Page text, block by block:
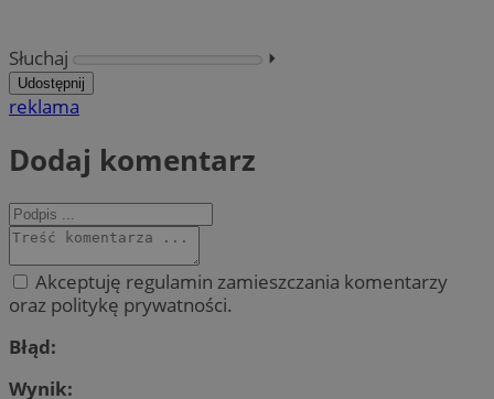
Słuchaj ⏵︎
Udostępnij
reklama
Dodaj komentarz
Akceptuję regulamin zamieszczania komentarzy
oraz politykę prywatności.
Błąd:
Wynik: